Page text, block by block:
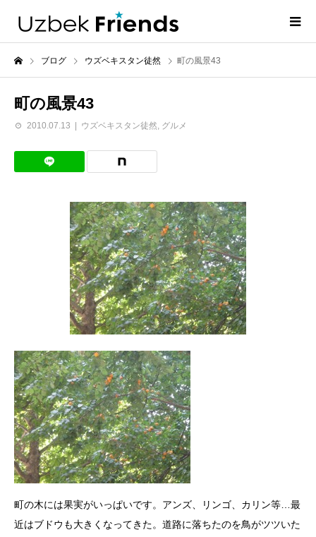
ブログ ウズベキスタン徒然 町の風景43
町の風景43
2010.07.13 ウズベキスタン徒然 グルメ
町の木には果実がいっぱいです。アンズ、リンゴ、カリン等…最
近はブドウも大きくなってきた。道路に落ちたのを鳥がツツいた